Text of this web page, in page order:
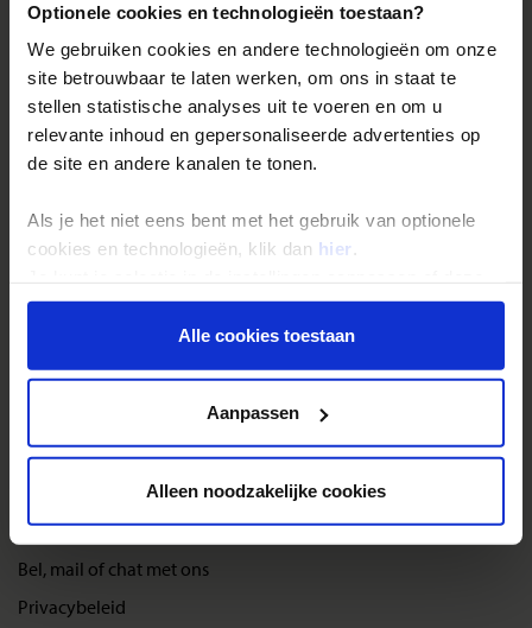
Optionele cookies en technologieën toestaan?
We gebruiken cookies en andere technologieën om onze
site betrouwbaar te laten werken, om ons in staat te
stellen statistische analyses uit te voeren en om u
relevante inhoud en gepersonaliseerde advertenties op
de site en andere kanalen te tonen.
Als je het niet eens bent met het gebruik van optionele
cookies en technologieën, klik dan hier .
onder aan de pagina op elk gewenst moment voor de
toekomst wijzigen.Alle cookies toestaan
Aanpassen
Alleen noodzakelijke cookies
Bestemmingen
Duurzaam reizen
Reis- en annuleringsvoorwaarden
Veelgestelde vragen
Reisthema's
Groepsreizen
Festivalreizen
Nieuwe reizen
Over Shoestring
Bel, mail of chat met ons
Privacybeleid